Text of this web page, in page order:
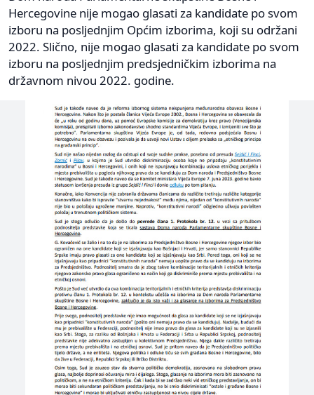
Hercegovine nije mogao glasati za kandidate po svom
izboru na posljednjim Općim izborima, koji su održani
2022. Slično, nije mogao glasati za kandidate po svom
izboru na posljednjim predsjedničkim izborima na
državnom nivou 2022. godine.